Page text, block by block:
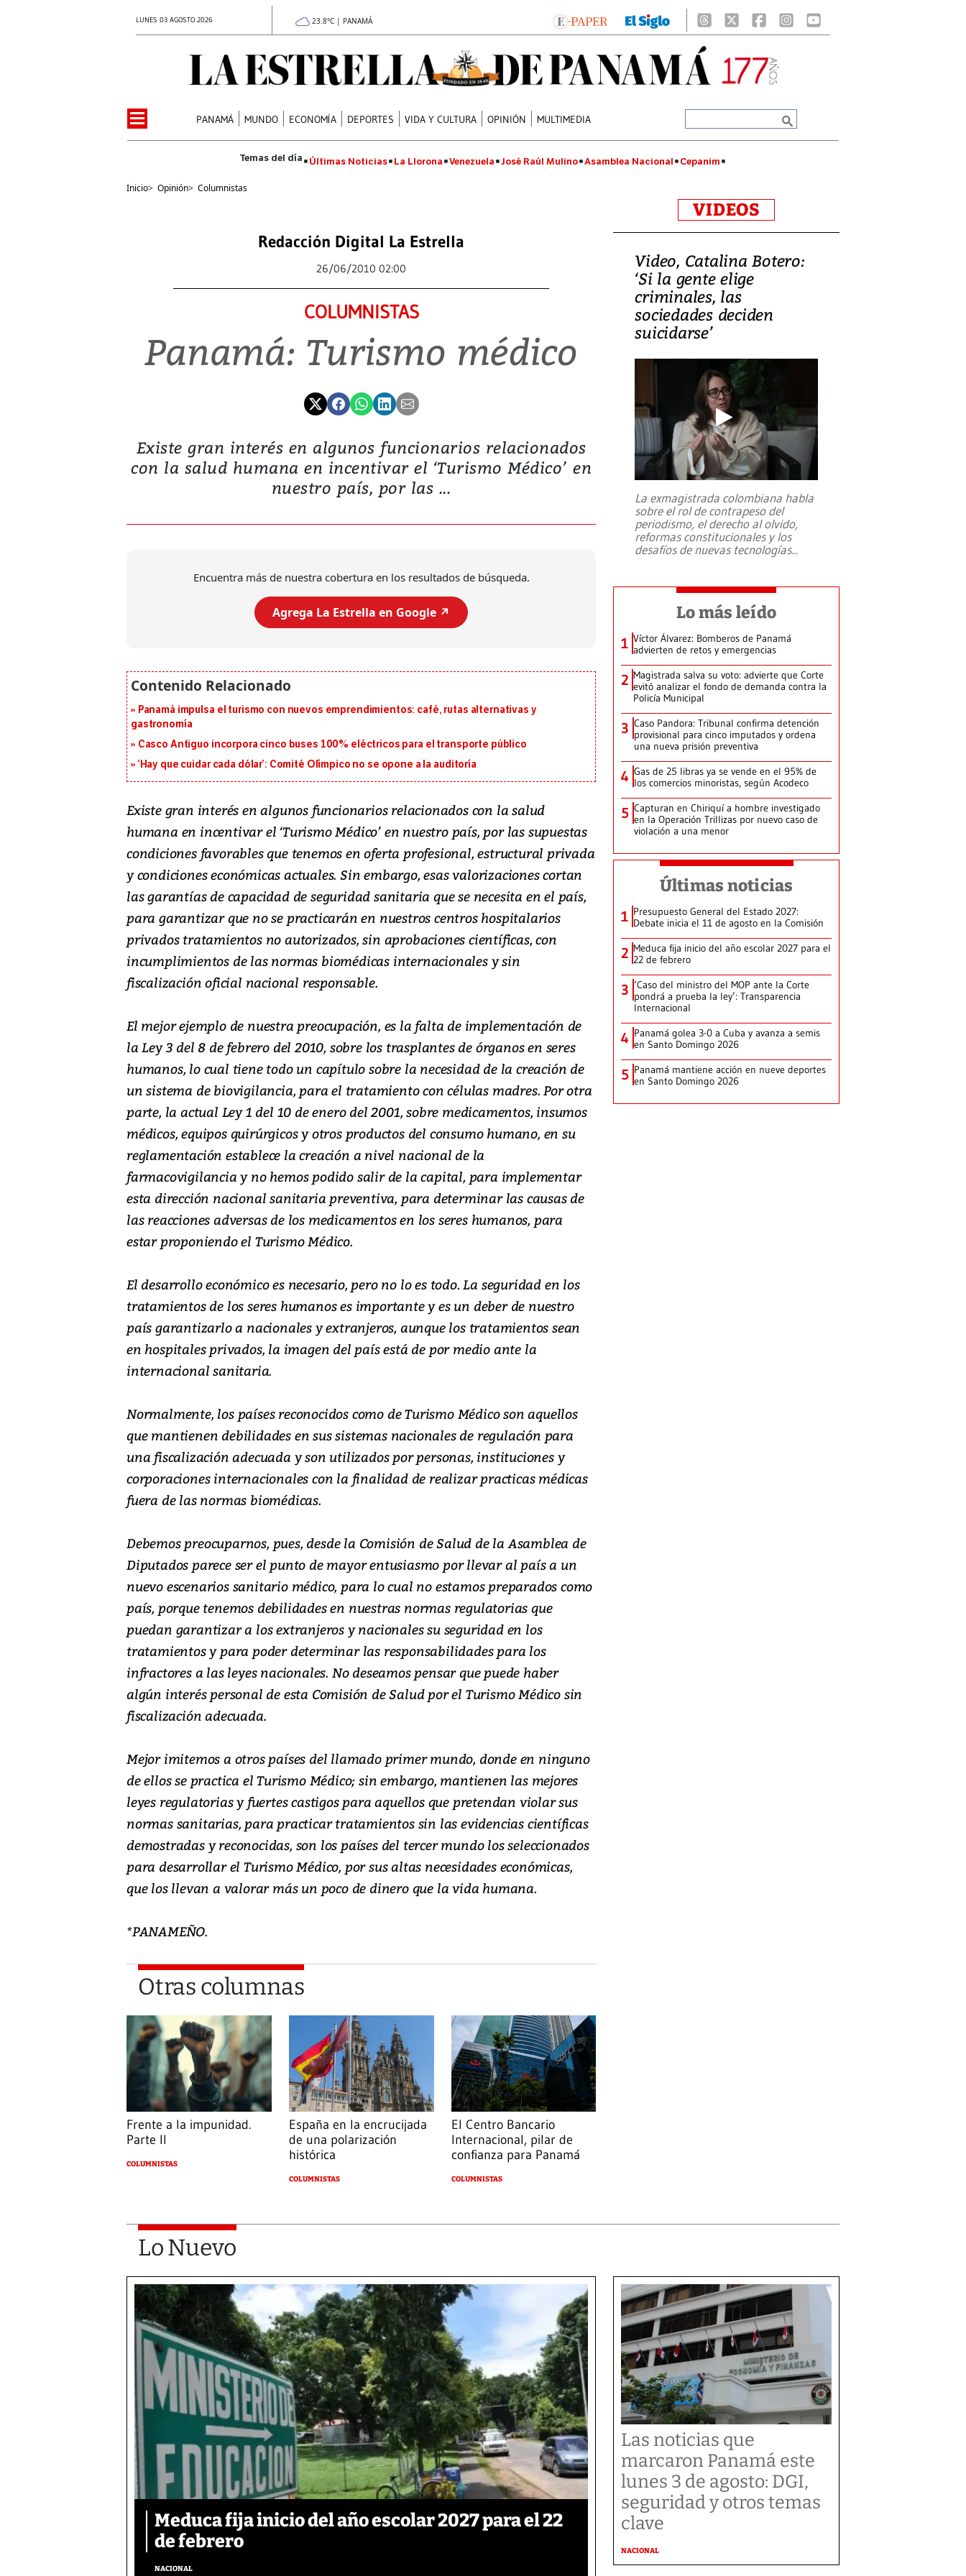
LUNES 03 AGOSTO 2026 23.8°C | PANAMÁ
PANAMÁ MUNDO ECONOMÍA DEPORTES VIDA Y CULTURA OPINIÓN MULTIMEDIA
Últimas Noticias La Llorona Venezuela José Raúl Mulino Asamblea Nacional Cepanim
Inicio> Opinión> Columnistas
Redacción Digital La Estrella
26/06/2010 02:00
COLUMNISTAS
Panamá: Turismo médico
Existe gran interés en algunos funcionarios relacionados
con la salud humana en incentivar el ‘Turismo Médico’ en
nuestro país, por las ...
Encuentra más de nuestra cobertura en los resultados de búsqueda.
Agrega La Estrella en Google ↗️
Panamá impulsa el turismo con nuevos emprendimientos: café, rutas alternativas y
gastronomía
Casco Antiguo incorpora cinco buses 100% eléctricos para el transporte público
‘Hay que cuidar cada dólar’: Comité Olímpico no se opone a la auditoría
Existe gran interés en algunos funcionarios relacionados con la salud
humana en incentivar el ‘Turismo Médico’ en nuestro país, por las supuestas
condiciones favorables que tenemos en oferta profesional, estructural privada
y condiciones económicas actuales. Sin embargo, esas valorizaciones cortan
las garantías de capacidad de seguridad sanitaria que se necesita en el país,
para garantizar que no se practicarán en nuestros centros hospitalarios
privados tratamientos no autorizados, sin aprobaciones científicas, con
incumplimientos de las normas biomédicas internacionales y sin
fiscalización oficial nacional responsable.
El mejor ejemplo de nuestra preocupación, es la falta de implementación de
la Ley 3 del 8 de febrero del 2010, sobre los trasplantes de órganos en seres
humanos, lo cual tiene todo un capítulo sobre la necesidad de la creación de
un sistema de biovigilancia, para el tratamiento con células madres. Por otra
parte, la actual Ley 1 del 10 de enero del 2001, sobre medicamentos, insumos
médicos, equipos quirúrgicos y otros productos del consumo humano, en su
reglamentación establece la creación a nivel nacional de la
farmacovigilancia y no hemos podido salir de la capital, para implementar
esta dirección nacional sanitaria preventiva, para determinar las causas de
las reacciones adversas de los medicamentos en los seres humanos, para
estar proponiendo el Turismo Médico.
El desarrollo económico es necesario, pero no lo es todo. La seguridad en los
tratamientos de los seres humanos es importante y es un deber de nuestro
país garantizarlo a nacionales y extranjeros, aunque los tratamientos sean
en hospitales privados, la imagen del país está de por medio ante la
internacional sanitaria.
Normalmente, los países reconocidos como de Turismo Médico son aquellos
que mantienen debilidades en sus sistemas nacionales de regulación para
una fiscalización adecuada y son utilizados por personas, instituciones y
corporaciones internacionales con la finalidad de realizar practicas médicas
fuera de las normas biomédicas.
Debemos preocuparnos, pues, desde la Comisión de Salud de la Asamblea de
Diputados parece ser el punto de mayor entusiasmo por llevar al país a un
nuevo escenarios sanitario médico, para lo cual no estamos preparados como
país, porque tenemos debilidades en nuestras normas regulatorias que
puedan garantizar a los extranjeros y nacionales su seguridad en los
tratamientos y para poder determinar las responsabilidades para los
infractores a las leyes nacionales. No deseamos pensar que puede haber
algún interés personal de esta Comisión de Salud por el Turismo Médico sin
fiscalización adecuada.
Mejor imitemos a otros países del llamado primer mundo, donde en ninguno
de ellos se practica el Turismo Médico; sin embargo, mantienen las mejores
leyes regulatorias y fuertes castigos para aquellos que pretendan violar sus
normas sanitarias, para practicar tratamientos sin las evidencias científicas
demostradas y reconocidas, son los países del tercer mundo los seleccionados
para desarrollar el Turismo Médico, por sus altas necesidades económicas,
que los llevan a valorar más un poco de dinero que la vida humana.
*PANAMEÑO.
Otras columnas
Frente a la impunidad.
Parte II
COLUMNISTAS
España en la encrucijada
de una polarización
histórica
COLUMNISTAS
El Centro Bancario
Internacional, pilar de
confianza para Panamá
COLUMNISTAS
VIDEOS
Video, Catalina Botero:
‘Si la gente elige
criminales, las
sociedades deciden
suicidarse’
La exmagistrada colombiana habla
sobre el rol de contrapeso del
periodismo, el derecho al olvido,
reformas constitucionales y los
desafíos de nuevas tecnologías...
Lo más leído
1 Víctor Álvarez: Bomberos de Panamá
advierten de retos y emergencias
2 Magistrada salva su voto: advierte que Corte
evitó analizar el fondo de demanda contra la
Policía Municipal
3 Caso Pandora: Tribunal confirma detención
provisional para cinco imputados y ordena
una nueva prisión preventiva
4 Gas de 25 libras ya se vende en el 95% de
los comercios minoristas, según Acodeco
5 Capturan en Chiriquí a hombre investigado
en la Operación Trillizas por nuevo caso de
violación a una menor
Últimas noticias
1 Presupuesto General del Estado 2027:
Debate inicia el 11 de agosto en la Comisión
2 Meduca fija inicio del año escolar 2027 para el
22 de febrero
3 ‘Caso del ministro del MOP ante la Corte
pondrá a prueba la ley’: Transparencia
Internacional
4 Panamá golea 3-0 a Cuba y avanza a semis
en Santo Domingo 2026
5 Panamá mantiene acción en nueve deportes
en Santo Domingo 2026
Lo Nuevo
Meduca fija inicio del año escolar 2027 para el 22
de febrero
NACIONAL
Las noticias que
marcaron Panamá este
lunes 3 de agosto: DGI,
seguridad y otros temas
clave
NACIONAL